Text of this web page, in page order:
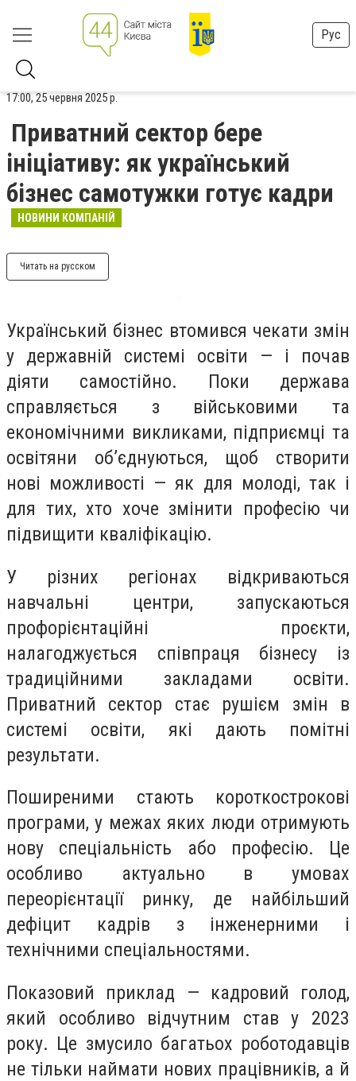
Рус
17:00, 25 червня 2025 р.
Приватний сектор бере
ініціативу: як український
бізнес самотужки готує кадри
НОВИНИ КОМПАНІЙ
Читать на русском
Український бізнес втомився чекати змін
у державній системі освіти — і почав
діяти самостійно. Поки держава
справляється з військовими та
економічними викликами, підприємці та
освітяни об’єднуються, щоб створити
нові можливості — як для молоді, так і
для тих, хто хоче змінити професію чи
підвищити кваліфікацію.
У різних регіонах відкриваються
навчальні центри, запускаються
профорієнтаційні проєкти,
налагоджується співпраця бізнесу із
традиційними закладами освіти.
Приватний сектор стає рушієм змін в
системі освіти, які дають помітні
результати.
Поширеними стають короткострокові
програми, у межах яких люди отримують
нову спеціальність або професію. Це
особливо актуально в умовах
переорієнтації ринку, де найбільший
дефіцит кадрів з інженерними і
технічними спеціальностями.
Показовий приклад — кадровий голод,
який особливо відчутним став у 2023
року. Це змусило багатьох роботодавців
не тільки наймати нових працівників, а й